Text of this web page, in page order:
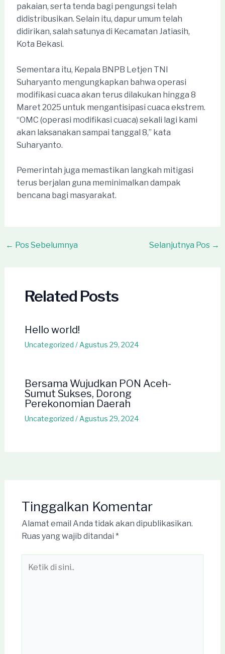
pakaian, serta tenda bagi pengungsi telah
didistribusikan. Selain itu, dapur umum telah
didirikan, salah satunya di Kecamatan Jatiasih,
Kota Bekasi.
Sementara itu, Kepala BNPB Letjen TNI
Suharyanto mengungkapkan bahwa operasi
modifikasi cuaca akan terus dilakukan hingga 8
Maret 2025 untuk mengantisipasi cuaca ekstrem.
“OMC (operasi modifikasi cuaca) sekali lagi kami
akan laksanakan sampai tanggal 8,” kata
Suharyanto.
Pemerintah juga memastikan langkah mitigasi
terus berjalan guna meminimalkan dampak
bencana bagi masyarakat.
Post
← Pos Sebelumnya Selanjutnya Pos →
Related Posts
Hello world!
Uncategorized / Agustus 29, 2024
Bersama Wujudkan PON Aceh-
Sumut Sukses, Dorong
Perekonomian Daerah
Uncategorized / Agustus 29, 2024
Tinggalkan Komentar
Alamat email Anda tidak akan dipublikasikan.
Ruas yang wajib ditandai *